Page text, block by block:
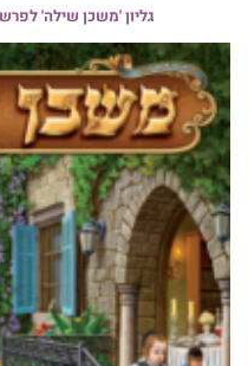
גליון 'משכן שילה'